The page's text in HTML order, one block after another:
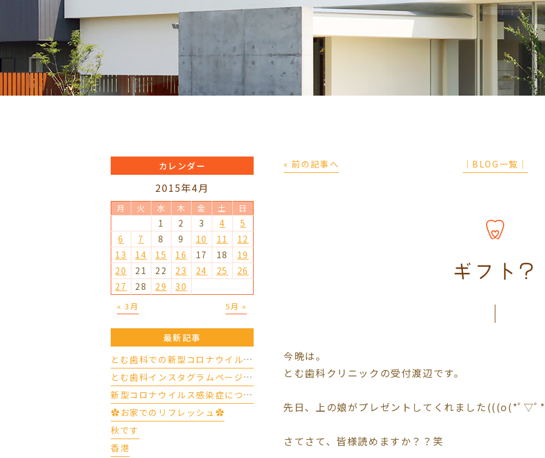
« 前の記事へ │BLOG一覧│
ギフト?
今晩は。
とむ歯科クリニックの受付渡辺です。
先日、上の娘がプレゼントしてくれました(((o(*ﾟ▽
さてさて、皆様読めますか？？笑
カレンダー
2015年4月
月 火 水 木 金 土 日
« 3月 5月 »
1 2 3 4
5
6
7 8 9 10 11
12
13
14 15 16 17 18
19
20
21 22 23 24 25
26
27
28 29 30
最新記事
とむ歯科での新型コロナウイルスの対応について（4/17更新）
とむ歯科インスタグラムページができました
新型コロナウイルス感染症について
✿お家でのリフレッシュ✿
秋です
香港